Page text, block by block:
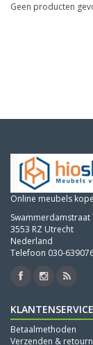
Geen producten
Online meubels
3553 RZ Utrecht
Nederland
Telefoon 030-
KLANTENSERVICE
Betaalmethoden
Verzenden &